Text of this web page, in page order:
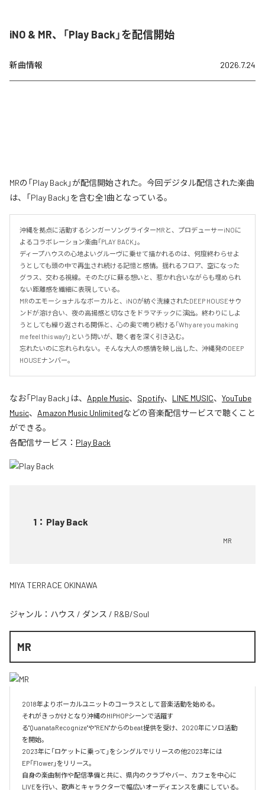
iNO & MR、「Play Back」を配信開始
新曲情報 2026.7.24
MRの「Play Back」が配信開始された。今回デジタル配信された楽曲
は、「Play Back」を含む全1曲となっている。
沖縄を拠点に活動するシンガーソングライターMRと、プロデューサーiNOに
よるコラボレーション楽曲「PLAY BACK」。
ディープハウスの心地よいグルーヴに乗せて描かれるのは、何度終わらせよ
うとしても頭の中で再生され続ける記憶と感情。揺れるフロア、空になった
グラス、交わる視線。そのたびに蘇る想いと、惹かれ合いながらも埋められ
ない距離感を繊細に表現している。
MRのエモーショナルなボーカルと、iNOが紡ぐ洗練されたDEEP HOUSEサウ
ンドが溶け合い、夜の高揚感と切なさをドラマチックに演出。終わりにしよ
うとしても繰り返される関係と、心の奥で鳴り続ける「Why are you making
me feel this way?」という問いが、聴く者を深く引き込む。
忘れたいのに忘れられない。そんな大人の感情を映し出した、沖縄発のDEEP
HOUSEナンバー。
なお「Play Back 」は、 Apple Music、 Spotify、 LINE MUSIC、 YouTube
Music、 Amazon Music Unlimitedなどの音楽配信サービスで聴くこと
ができる。
各配信サービス： Play Back
1 ： Play Back
MR
MIYA TERRACE OKINAWA
ジャンル： ハウス / ダンス / R&B/Soul
MR
2018年よりボーカルユニットのコーラスとして音楽活動を始める。
それがきっかけとなり沖縄のHIPHOPシーンで活躍す
る"QuanataRecognize"や"REN"からのbeat提供を受け、2020年にソロ活動
を開始。
2023年に「ロケットに乗って」をシングルでリリースの他2023年には
EP「Flower」をリリース。
自身の楽曲制作や配信準備と共に、県内のクラブやバー、カフェを中心に
LIVEを行い、歌声とキャラクターで幅広いオーディエンスを虜にしている。